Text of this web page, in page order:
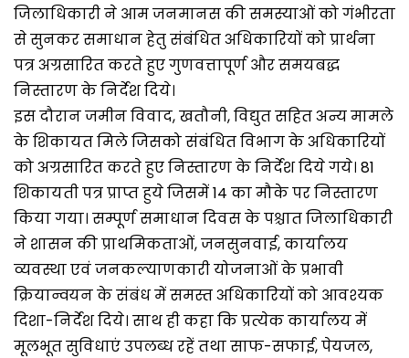
जिलाधिकारी ने आम जनमानस की समस्याओं को गंभीरता
से सुनकर समाधान हेतु संबंधित अधिकारियों को प्रार्थना
पत्र अग्रसारित करते हुए गुणवत्तापूर्ण और समयबद्ध
निस्तारण के निर्देश दिये।
इस दौरान जमीन विवाद, खतौनी, विद्युत सहित अन्य मामले
के शिकायत मिले जिसको संबंधित विभाग के अधिकारियों
को अग्रसारित करते हुए निस्तारण के निर्देश दिये गये। 81
शिकायती पत्र प्राप्त हुये जिसमें 14 का मौके पर निस्तारण
किया गया। सम्पूर्ण समाधान दिवस के पश्चात जिलाधिकारी
ने शासन की प्राथमिकताओं, जनसुनवाई, कार्यालय
व्यवस्था एवं जनकल्याणकारी योजनाओं के प्रभावी
क्रियान्वयन के संबंध में समस्त अधिकारियों को आवश्यक
दिशा-निर्देश दिये। साथ ही कहा कि प्रत्येक कार्यालय में
मूलभूत सुविधाएं उपलब्ध रहें तथा साफ-सफाई, पेयजल,